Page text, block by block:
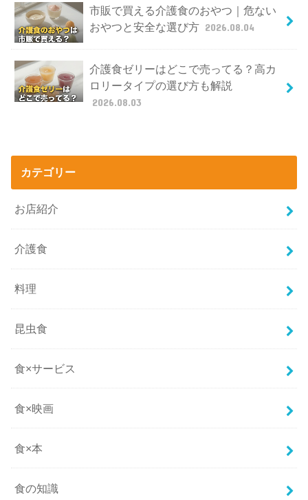
市販で買える介護食のおやつ｜危ない
おやつと安全な選び方 2026.08.04
介護食ゼリーはどこで売ってる？高カ
ロリータイプの選び方も解説
2026.08.03
カテゴリー
お店紹介
介護食
料理
昆虫食
食×サービス
食×映画
食×本
食の知識